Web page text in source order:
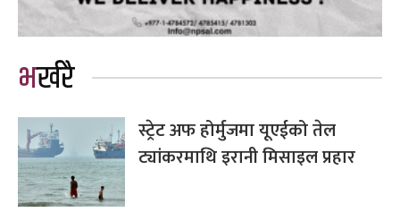
भर्खरै
स्ट्रेट अफ होर्मुजमा यूएईको तेल
ट्यांकरमाथि इरानी मिसाइल प्रहार